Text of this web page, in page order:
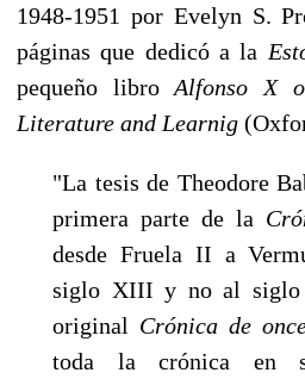
1948-1951 por Evelyn S.
páginas que dedicó a la
pequeño libroAlfonso X
Literature and Learnig
"La tesis de Theodore
primera parte de la
desde Fruela II a
siglo XIII y no al siglo
original Crónica de
toda la crónica en